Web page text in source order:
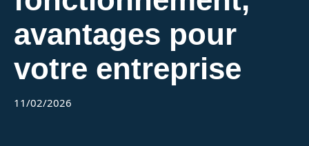
avantages pour
votre entreprise
11/02/2026